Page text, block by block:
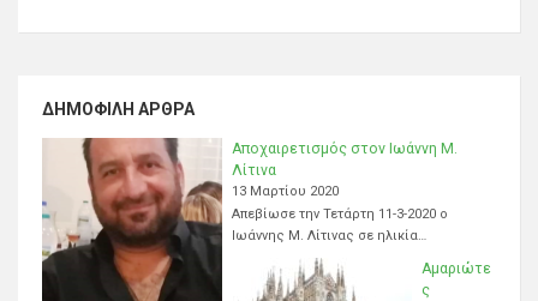
ΔΗΜΟΦΙΛΉ ΆΡΘΡΑ
Αποχαιρετισμός στον Ιωάννη Μ.
Λίτινα
13 Μαρτίου 2020
Απεβίωσε την Τετάρτη 11-3-2020 ο
Ιωάννης Μ. Λίτινας σε ηλικία…
Αμαριώτε
ς